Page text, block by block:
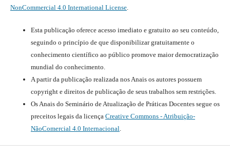
NonCommercial 4.0 International License.
Esta publicação oferece acesso imediato e gratuito ao seu conteúdo,
seguindo o princípio de que disponibilizar gratuitamente o
conhecimento científico ao público promove maior democratização
mundial do conhecimento.
A partir da publicação realizada nos Anais os autores possuem
copyright e direitos de publicação de seus trabalhos sem restrições.
Os Anais do Seminário de Atualização de Práticas Docentes segue os
preceitos legais da licença Creative Commons - Atribuição-
NãoComercial 4.0 Internacional.